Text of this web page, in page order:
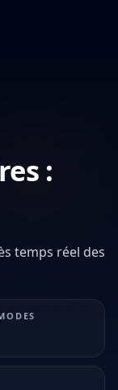
:
temps réel des